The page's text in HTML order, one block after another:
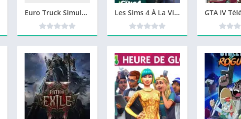
Euro Truck Simulator 2 Vive la France Telecharger Version Complete PC Les Sims 4 À La Vie à La Mort Télécharger jeu PC